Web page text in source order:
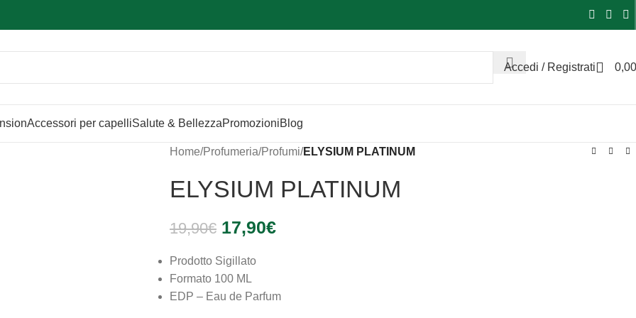
Accedi / Registrati 0,00
Accessori per capelliSalute & BellezzaPromozioniBlog
Home/Profumeria/Profumi/ELYSIUM PLATINUM
ELYSIUM PLATINUM
19,90€ 17,90€
Prodotto Sigillato
Formato 100 ML
EDP – Eau de Parfum